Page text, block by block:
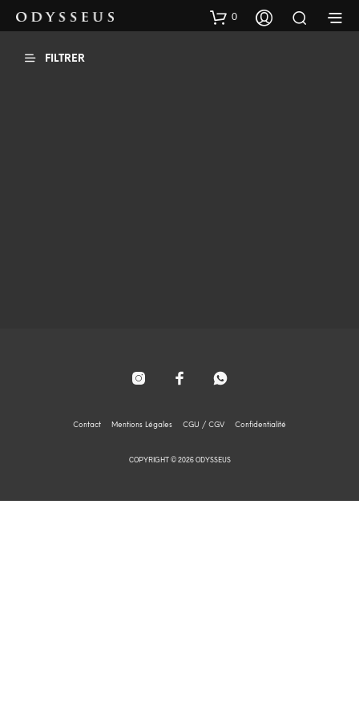
0
FILTRER
Contact Mentions Légales CGU / CGV Confidentialité
COPYRIGHT © 2026 ODYSSEUS